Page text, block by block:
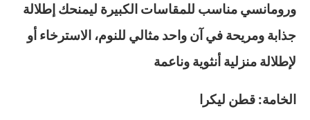
ورومانسي مناسب للمقاسات الكبيرة ليمنحك إطلالة
جذابة ومريحة في آن واحد مثالي للنوم، الاسترخاء أو
لإطلالة منزلية أنثوية وناعمة
الخامة: قطن ليكرا